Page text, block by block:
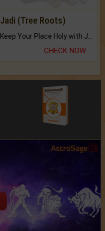
Jadi (Tree Roots)
Keep Your Place Holy with Jadi.
CHECK NOW